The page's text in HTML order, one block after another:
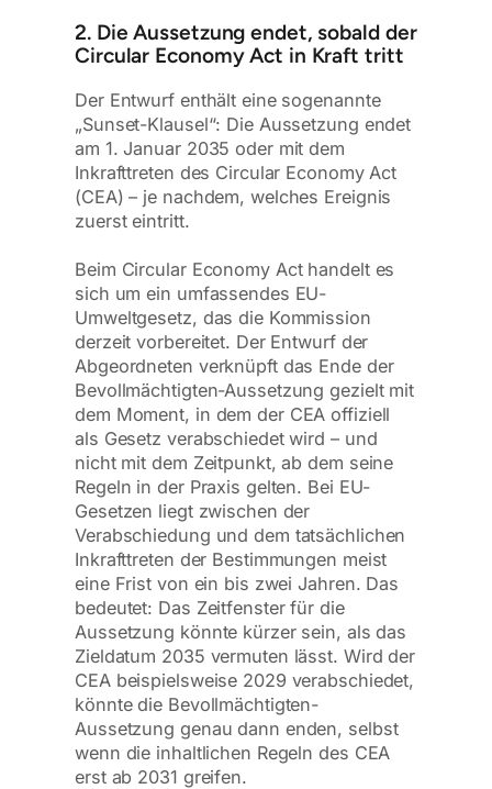
2. Die Aussetzung endet, sobald der
Circular Economy Act in Kraft tritt
Der Entwurf enthält eine sogenannte
„Sunset-Klausel“: Die Aussetzung endet
am 1. Januar 2035 oder mit dem
Inkrafttreten des Circular Economy Act
(CEA) – je nachdem, welches Ereignis
zuerst eintritt.
Beim Circular Economy Act handelt es
sich um ein umfassendes EU-
Umweltgesetz, das die Kommission
derzeit vorbereitet. Der Entwurf der
Abgeordneten verknüpft das Ende der
Bevollmächtigten-Aussetzung gezielt mit
dem Moment, in dem der CEA offiziell
als Gesetz verabschiedet wird – und
nicht mit dem Zeitpunkt, ab dem seine
Regeln in der Praxis gelten. Bei EU-
Gesetzen liegt zwischen der
Verabschiedung und dem tatsächlichen
Inkrafttreten der Bestimmungen meist
eine Frist von ein bis zwei Jahren. Das
bedeutet: Das Zeitfenster für die
Aussetzung könnte kürzer sein, als das
Zieldatum 2035 vermuten lässt. Wird der
CEA beispielsweise 2029 verabschiedet,
könnte die Bevollmächtigten-
Aussetzung genau dann enden, selbst
wenn die inhaltlichen Regeln des CEA
erst ab 2031 greifen.